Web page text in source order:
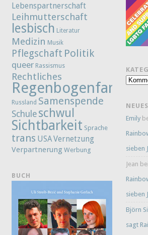
Lebenspartnerschaft
Leihmutterschaft
lesbisch Literatur
Medizin Musik
Pflegschaft Politik
queer Rassismus
Rechtliches
Regenbogenfamilie
Russland Samenspende
Schule schwul
Sichtbarkeit Sprache
trans USAVernetzung
Verpartnerung Werbung
BUCH
Emily
sieben
Jean bei
sieben
Björn
sagt